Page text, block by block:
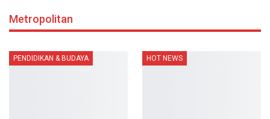
Metropolitan
PENDIDIKAN & BUDAYA HOT NEWS